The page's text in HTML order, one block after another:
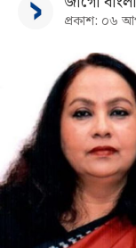
প্রকাশ: ০৬